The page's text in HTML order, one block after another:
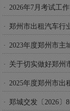
· 2026年7月考试工
· 郑州市出租汽车行
· 2023年度郑州市主
· 关于切实做好郑州
· 2025年度郑州市出
· 郑城交发〔2026〕